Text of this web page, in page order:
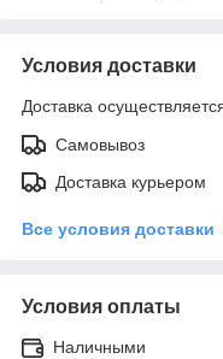
Условия доставки
Доставка
Самовывоз
Доставка курьером
Все условия доставки
Условия оплаты
Наличными